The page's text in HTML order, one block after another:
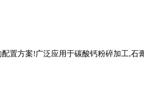
置方案!广泛应用于碳酸钙粉碎加工,石